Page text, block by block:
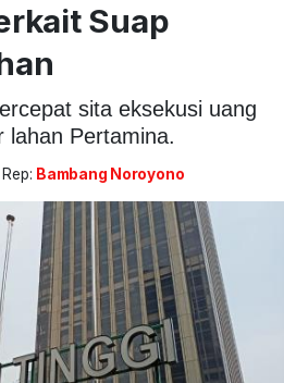
Suap
sita eksekusi uang
lahan Pertamina.
Rep: Bambang Noroyono